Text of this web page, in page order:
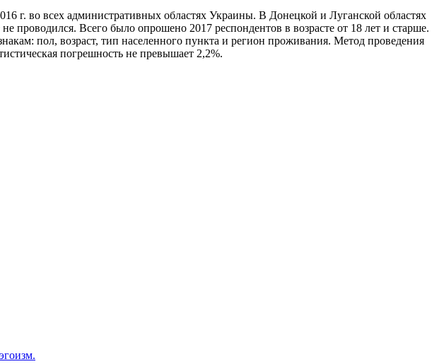
г. во всех административных областях Украины. В Донецкой и Луганской областях
Всего было опрошено 2017 респондентов в возрасте от 18 лет и старше.
пол, возраст, тип населенного пункта и регион проживания. Метод проведения
погрешность не превышает 2,2%.